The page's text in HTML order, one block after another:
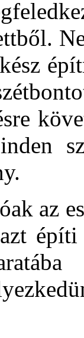
az